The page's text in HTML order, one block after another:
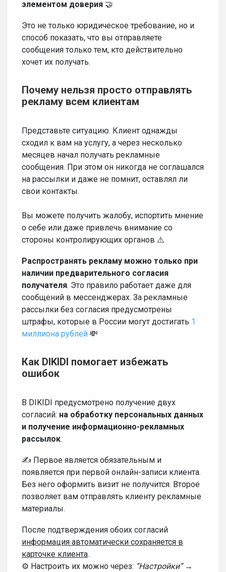
элементом доверия 🤝
Это не только юридическое требование, но и
способ показать, что вы отправляете
сообщения только тем, кто действительно
хочет их получать.
Почему нельзя просто отправлять
рекламу всем клиентам
Представьте ситуацию. Клиент однажды
сходил к вам на услугу, а через несколько
месяцев начал получать рекламные
сообщения. При этом он никогда не соглашался
на рассылки и даже не помнит, оставлял ли
свои контакты.
Вы можете получить жалобу, испортить мнение
о себе или даже привлечь внимание со
стороны контролирующих органов ⚠️
Распространять рекламу можно только при
наличии предварительного согласия
получателя. Это правило работает даже для
сообщений в мессенджерах. За рекламные
рассылки без согласия предусмотрены
штрафы, которые в России могут достигать 1
миллиона рублей 💸
Как DIKIDI помогает избежать
ошибок
В DIKIDI предусмотрено получение двух
согласий: на обработку персональных данных
и получение информационно-рекламных
рассылок.
✍️ Первое является обязательным и
появляется при первой онлайн-записи клиента.
Без него оформить визит не получится. Второе
позволяет вам отправлять клиенту рекламные
материалы.
После подтверждения обоих согласий
информация автоматически сохраняется в
карточке клиента.
⚙️ Настроить их можно через: “Настройки” →